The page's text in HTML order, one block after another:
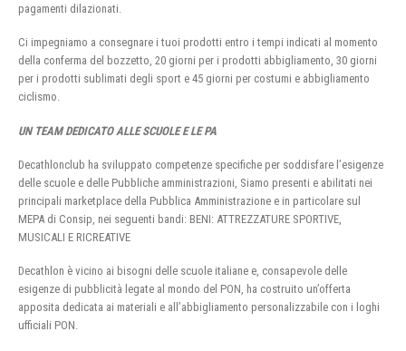
pagamenti dilazionati.
Ci impegniamo a consegnare i tuoi prodotti entro i tempi indicati al momento
della conferma del bozzetto, 20 giorni per i prodotti abbigliamento, 30 giorni
per i prodotti sublimati degli sport e 45 giorni per costumi e abbigliamento
ciclismo.
UN TEAM DEDICATO ALLE SCUOLE E LE PA
Decathlonclub ha sviluppato competenze specifiche per soddisfare l’esigenze
delle scuole e delle Pubbliche amministrazioni, Siamo presenti e abilitati nei
principali marketplace della Pubblica Amministrazione e in particolare sul
MEPA di Consip, nei seguenti bandi: BENI: ATTREZZATURE SPORTIVE,
MUSICALI E RICREATIVE
Decathlon è vicino ai bisogni delle scuole italiane e, consapevole delle
esigenze di pubblicità legate al mondo del PON, ha costruito un’offerta
apposita dedicata ai materiali e all’abbigliamento personalizzabile con i loghi
ufficiali PON.